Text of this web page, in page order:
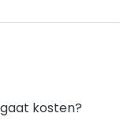
kosten?